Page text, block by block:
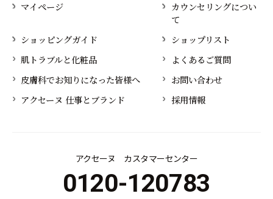
マイページ
カウンセリングについ
て
ショッピングガイド
ショップリスト
肌トラブルと化粧品
よくあるご質問
皮膚科でお知りになった皆様へ
お問い合わせ
アクセーヌ 仕事とブランド
採用情報
アクセーヌ カスタマーセンター
0120-120783